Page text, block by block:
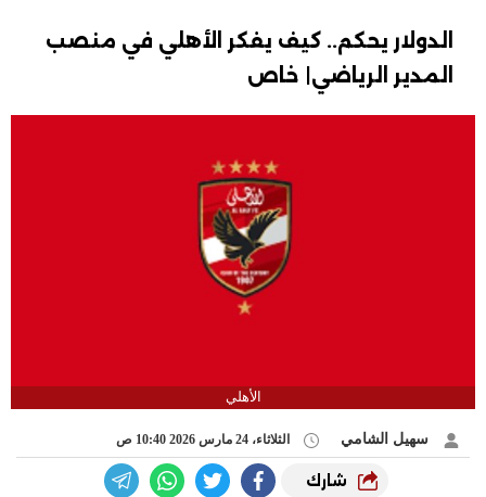
الدولار يحكم.. كيف يفكر الأهلي في منصب
المدير الرياضي| خاص
الأهلي
سهيل الشامي الثلاثاء، 24 مارس 2026 10:40 ص
شارك